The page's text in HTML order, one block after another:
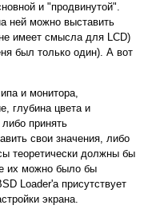
и "продвинутой".
ней можно выставить
имеет смысла для LCD)
был только один). А вот
и монитора,
глубина цвета и
принять
свои значения, либо
теоретически должны бы
их можно было бы
Loader'а присутствует
экрана.